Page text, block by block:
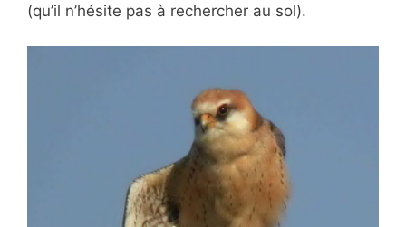
(qu’il n’hésite pas à rechercher au sol).